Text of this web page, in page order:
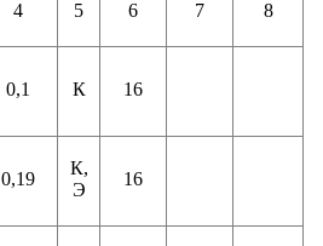
4 5 6 7 8
0,1 К 16
0,19
К,
Э
16